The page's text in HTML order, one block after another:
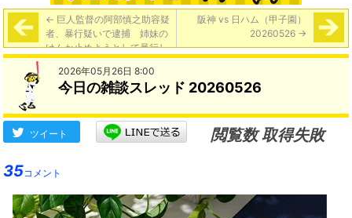
← 巨人監督の阿部慎之助容疑
者、暴行疑いで逮捕 姉妹の
けんか止めようとして暴行し
たか（ニッカン）
阪神 vs 日ハム（甲子園）
20260526 →
2026年05月26日 8:00
今日の雑談スレッド 20260526
ツイート
閲覧数 取得失敗
35コメント